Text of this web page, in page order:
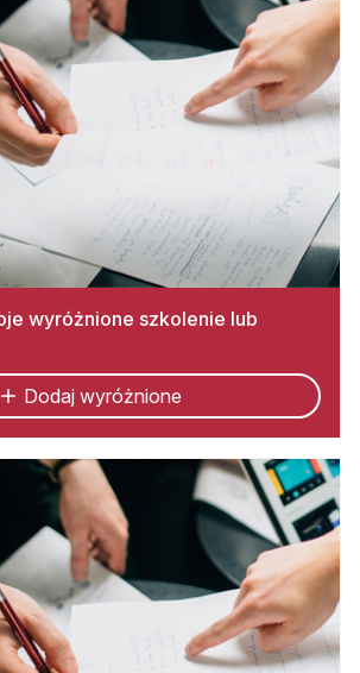
wyróżnione szkolenie lub
Dodaj wyróżnione